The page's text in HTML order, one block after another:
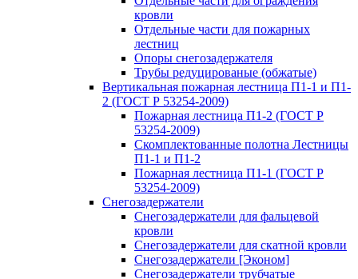
кровли
Отдельные части для пожарных
лестниц
Опоры снегозадержателя
Трубы редуцированые (обжатые)
Вертикальная пожарная лестница П1-1 и П1-
2 (ГОСТ Р 53254-2009)
Пожарная лестница П1-2 (ГОСТ Р
53254-2009)
Скомплектованные полотна Лестницы
П1-1 и П1-2
Пожарная лестница П1-1 (ГОСТ Р
53254-2009)
Снегозадержатели
Снегозадержатели для фальцевой
кровли
Снегозадержатели для скатной кровли
Снегозадержатели [Эконом]
Снегозадержатели трубчатые